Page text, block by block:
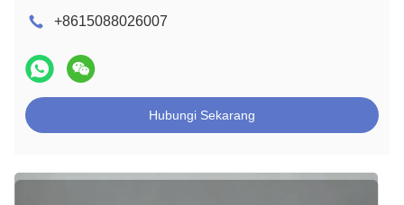
+8615088026007
Hubungi Sekarang